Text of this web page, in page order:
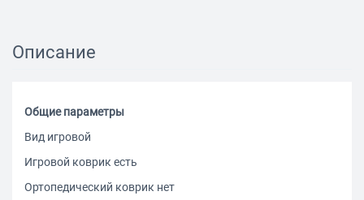
Описание
Общие параметры
Вид игровой
Игровой коврик есть
Ортопедический коврик нет